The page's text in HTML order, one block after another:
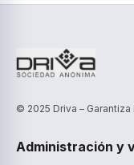
© 2025 Driva –
Administración y